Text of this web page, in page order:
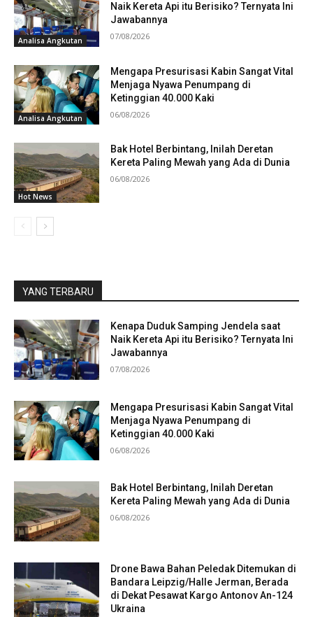
Analisa Angkutan
Naik Kereta Api itu Berisiko? Ternyata Ini
Jawabannya
07/08/2026
Analisa Angkutan
Mengapa Presurisasi Kabin Sangat Vital
Menjaga Nyawa Penumpang di
Ketinggian 40.000 Kaki
06/08/2026
Hot News
Bak Hotel Berbintang, Inilah Deretan
Kereta Paling Mewah yang Ada di Dunia
06/08/2026
YANG TERBARU
Kenapa Duduk Samping Jendela saat
Naik Kereta Api itu Berisiko? Ternyata Ini
Jawabannya
07/08/2026
Mengapa Presurisasi Kabin Sangat Vital
Menjaga Nyawa Penumpang di
Ketinggian 40.000 Kaki
06/08/2026
Bak Hotel Berbintang, Inilah Deretan
Kereta Paling Mewah yang Ada di Dunia
06/08/2026
Drone Bawa Bahan Peledak Ditemukan di
Bandara Leipzig/Halle Jerman, Berada
di Dekat Pesawat Kargo Antonov An-124
Ukraina